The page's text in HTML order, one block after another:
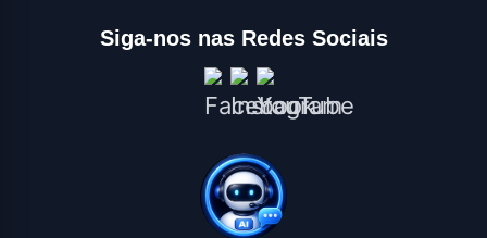
Siga-nos nas Redes Sociais